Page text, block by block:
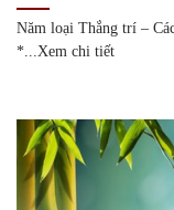
Năm loại Thắng trí –
*...Xem chi tiết